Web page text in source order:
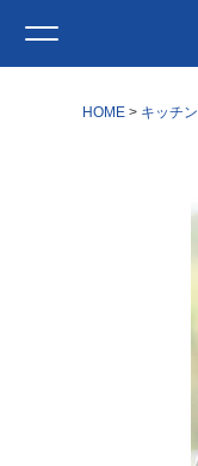
HOME キッチン